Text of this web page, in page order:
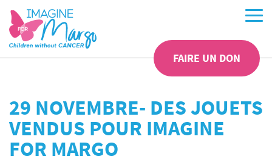
FAIRE UN DON
29 NOVEMBRE- DES JOUETS
VENDUS POUR IMAGINE
FOR MARGO